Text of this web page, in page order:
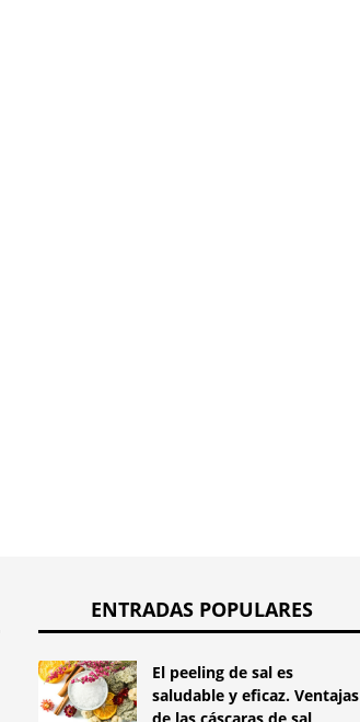
ENTRADAS POPULARES
El peeling de sal es
saludable y eficaz. Ventajas
de las cáscaras de sal